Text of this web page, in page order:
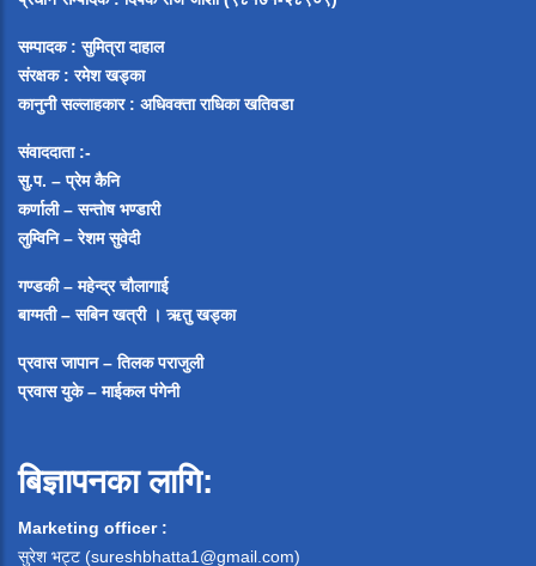
सम्पादक : सुमित्रा दाहाल
संरक्षक : रमेश खड्का
कानुनी सल्लाहकार : अधिवक्ता राधिका खतिवडा
संवाददाता :-
सु.प. – प्रेम कैनि
कर्णाली – सन्तोष भण्डारी
लुम्विनि – रेशम सुवेदी
गण्डकी – महेन्द्र चौलागाई
बाग्मती – सबिन खत्री ।ऋतु खड्का
प्रवास जापान – तिलक पराजुली
प्रवास युके – माईकल पंगेनी
बिज्ञापनका लागि:
Marketing officer :
सुरेश भट्ट (sureshbhatta1@gmail.com)